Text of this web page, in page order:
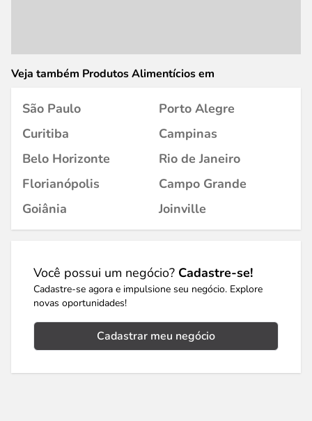
Veja também Produtos Alimentícios em
São Paulo
Porto Alegre
Curitiba
Campinas
Belo Horizonte
Rio de Janeiro
Florianópolis
Campo Grande
Goiânia
Joinville
Você possui um negócio? Cadastre-se!
Cadastre-se agora e impulsione seu negócio. Explore
novas oportunidades!
Cadastrar meu negócio